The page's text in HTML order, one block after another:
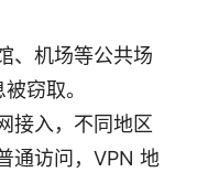
、机场等公共场
窃取。
接入，不同地区
通访问，VPN 地